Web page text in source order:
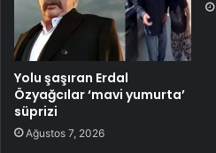
Yolu şaşıran Erdal
Özyağcılar ‘mavi yumurta’
süprizi
Ağustos 7, 2026